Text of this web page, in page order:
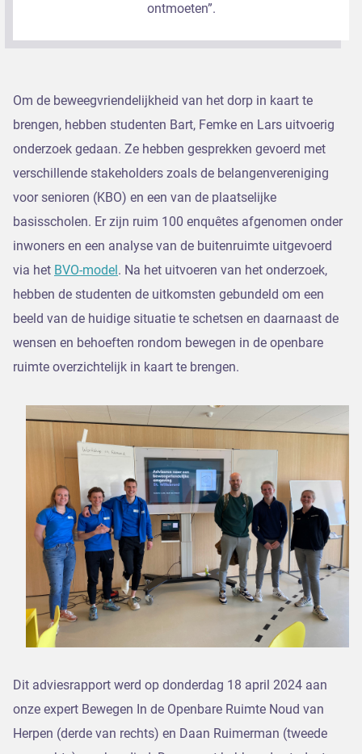
ontmoeten”.
Om de beweegvriendelijkheid van het dorp in kaart te
brengen, hebben studenten Bart, Femke en Lars uitvoerig
onderzoek gedaan. Ze hebben gesprekken gevoerd met
verschillende stakeholders zoals de belangenvereniging
voor senioren (KBO) en een van de plaatselijke
basisscholen. Er zijn ruim 100 enquêtes afgenomen onder
inwoners en een analyse van de buitenruimte uitgevoerd
via het BVO-model. Na het uitvoeren van het onderzoek,
hebben de studenten de uitkomsten gebundeld om een
beeld van de huidige situatie te schetsen en daarnaast de
wensen en behoeften rondom bewegen in de openbare
ruimte overzichtelijk in kaart te brengen.
Dit adviesrapport werd op donderdag 18 april 2024 aan
onze expert Bewegen In de Openbare Ruimte Noud van
Herpen (derde van rechts) en Daan Ruimerman (tweede